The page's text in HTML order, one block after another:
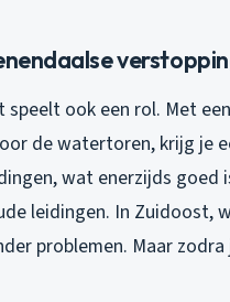
ook een rol. Met
de watertoren, krijg je
wat enerzijds
leidingen. In Zuidoost,
problemen. Maar